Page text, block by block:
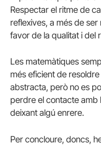
Respectar el ritme de
reflexives, a més de
favor de la qualitat i del
Les matemàtiques
més eficient de
abstracta, però no es
perdre el contacte amb
deixant algú enrere.
Per concloure, doncs,